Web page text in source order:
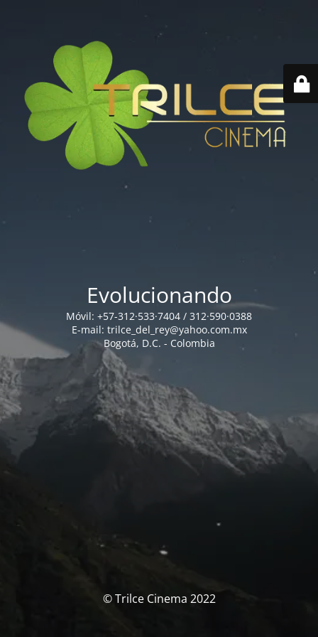
Evolucionando
Móvil: +57-312·533·7404 / 312·590·0388
E-mail: trilce_del_rey@yahoo.com.mx
Bogotá, D.C. - Colombia
© Trilce Cinema 2022